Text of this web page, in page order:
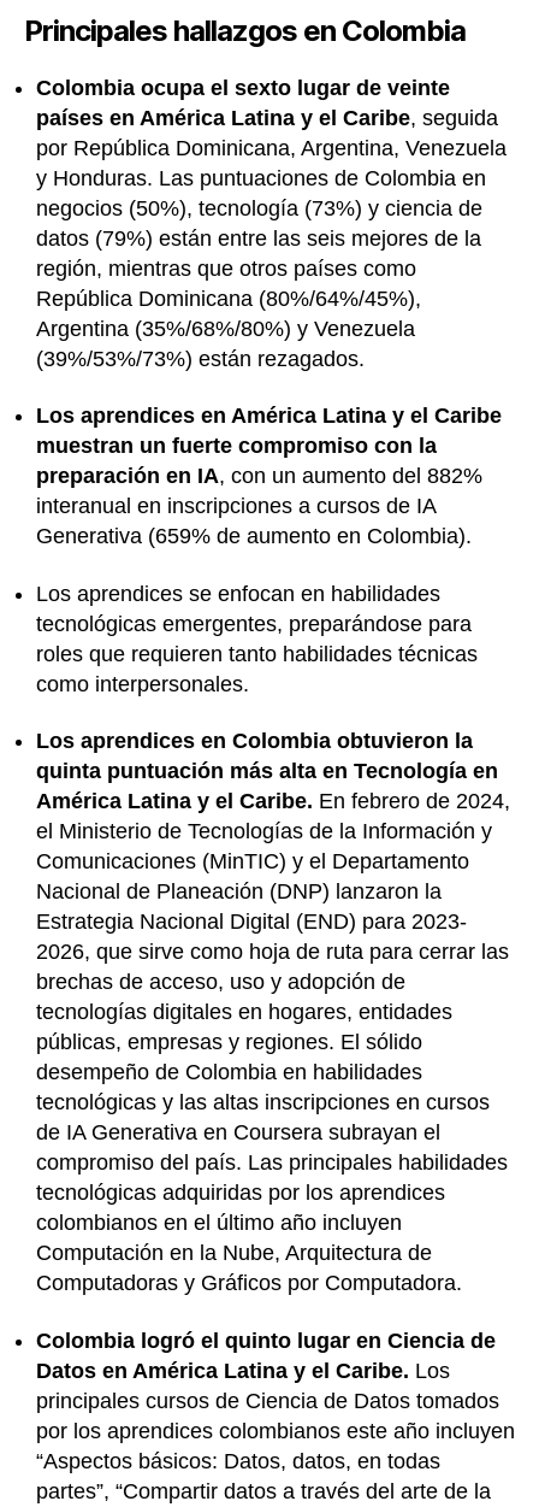
Principales hallazgos en Colombia
Colombia ocupa el sexto lugar de veinte
países en América Latina y el Caribe, seguida
por República Dominicana, Argentina, Venezuela
y Honduras. Las puntuaciones de Colombia en
negocios (50%), tecnología (73%) y ciencia de
datos (79%) están entre las seis mejores de la
región, mientras que otros países como
República Dominicana (80%/64%/45%),
Argentina (35%/68%/80%) y Venezuela
(39%/53%/73%) están rezagados.
Los aprendices en América Latina y el Caribe
muestran un fuerte compromiso con la
preparación en IA, con un aumento del 882%
interanual en inscripciones a cursos de IA
Generativa (659% de aumento en Colombia).
Los aprendices se enfocan en habilidades
tecnológicas emergentes, preparándose para
roles que requieren tanto habilidades técnicas
como interpersonales.
Los aprendices en Colombia obtuvieron la
quinta puntuación más alta en Tecnología en
América Latina y el Caribe. En febrero de 2024,
el Ministerio de Tecnologías de la Información y
Comunicaciones (MinTIC) y el Departamento
Nacional de Planeación (DNP) lanzaron la
Estrategia Nacional Digital (END) para 2023-
2026, que sirve como hoja de ruta para cerrar las
brechas de acceso, uso y adopción de
tecnologías digitales en hogares, entidades
públicas, empresas y regiones. El sólido
desempeño de Colombia en habilidades
tecnológicas y las altas inscripciones en cursos
de IA Generativa en Coursera subrayan el
compromiso del país. Las principales habilidades
tecnológicas adquiridas por los aprendices
colombianos en el último año incluyen
Computación en la Nube, Arquitectura de
Computadoras y Gráficos por Computadora.
Colombia logró el quinto lugar en Ciencia de
Datos en América Latina y el Caribe. Los
principales cursos de Ciencia de Datos tomados
por los aprendices colombianos este año incluyen
“Aspectos básicos: Datos, datos, en todas
partes”, “Compartir datos a través del arte de la